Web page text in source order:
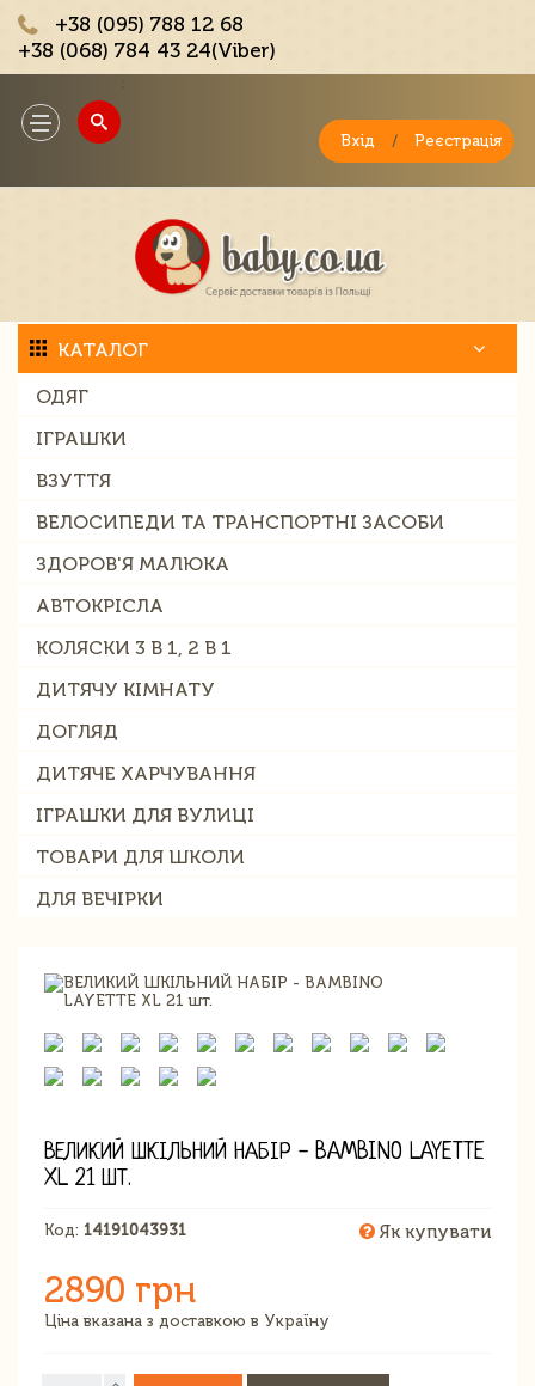
+38 (095) 788 12 68
+38 (068) 784 43 24(Viber)
Toggle
navigation
Вхід / Реєстрація
КАТАЛОГ
ОДЯГ
ІГРАШКИ
ВЗУТТЯ
ВЕЛОСИПЕДИ ТА ТРАНСПОРТНІ ЗАСОБИ
ЗДОРОВ'Я МАЛЮКА
АВТОКРІСЛА
КОЛЯСКИ 3 В 1, 2 В 1
ДИТЯЧУ КІМНАТУ
ДОГЛЯД
ДИТЯЧЕ ХАРЧУВАННЯ
ІГРАШКИ ДЛЯ ВУЛИЦІ
ТОВАРИ ДЛЯ ШКОЛИ
ДЛЯ ВЕЧІРКИ
ВЕЛИКИЙ ШКІЛЬНИЙ НАБІР - BAMBINO LAYETTE
XL 21 ШТ.
Код: 14191043931 Як купувати
2890 грн
Ціна вказана з доставкою в Україну